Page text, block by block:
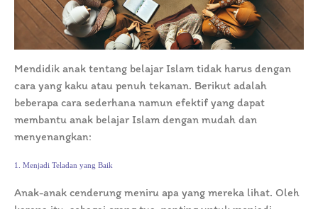
Mendidik anak tentang belajar Islam tidak harus dengan
cara yang kaku atau penuh tekanan. Berikut adalah
beberapa cara sederhana namun efektif yang dapat
membantu anak belajar Islam dengan mudah dan
menyenangkan:
1. Menjadi Teladan yang Baik
Anak-anak cenderung meniru apa yang mereka lihat. Oleh